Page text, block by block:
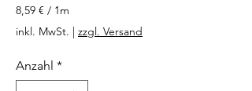
8,59 € / 1m
8,59 €
pro
Meter
inkl. MwSt. | zzgl. Versand
Anzahl *